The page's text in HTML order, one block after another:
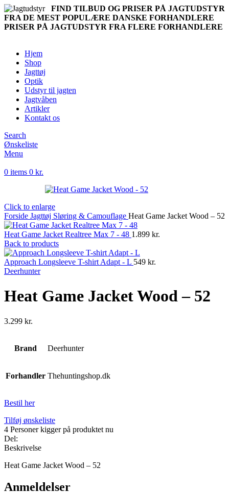
FIND TILBUD OG PRISER PÅ JAGTUDSTYR
FRA DE MEST POPULÆRE DANSKE FORHANDLERE
PRISER PÅ JAGTUDSTYR FRA FLERE FORHANDLERE
Hjem
Shop
Jagttøj
Optik
Udstyr til jagten
Jagtvåben
Artikler
Kontakt os
Search
Ønskeliste
Menu
0 items 0 kr.
Click to enlarge
Forside Jagttøj Sløring & Camouflage Heat Game Jacket Wood – 52
Heat Game Jacket Realtree Max 7 - 48 1.899 kr.
Back to products
Approach Longsleeve T-shirt Adapt - L 549 kr.
Deerhunter
Heat Game Jacket Wood – 52
3.299 kr.
Brand Deerhunter
Forhandler Thehuntingshop.dk
Bestil her
Tilføj ønskeliste
4 Personer kigger på produktet nu
Del:
Beskrivelse
Heat Game Jacket Wood – 52
Anmeldelser